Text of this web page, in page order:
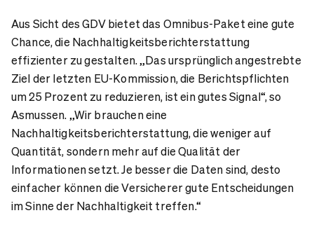
Aus Sicht des GDV bietet das Omnibus-Paket eine gute
Chance, die Nachhaltigkeitsberichterstattung
effizienter zu gestalten. „Das ursprünglich angestrebte
Ziel der letzten EU-Kommission, die Berichtspflichten
um 25 Prozent zu reduzieren, ist ein gutes Signal“, so
Asmussen. „Wir brauchen eine
Nachhaltigkeitsberichterstattung, die weniger auf
Quantität, sondern mehr auf die Qualität der
Informationen setzt. Je besser die Daten sind, desto
einfacher können die Versicherer gute Entscheidungen
im Sinne der Nachhaltigkeit treffen.“